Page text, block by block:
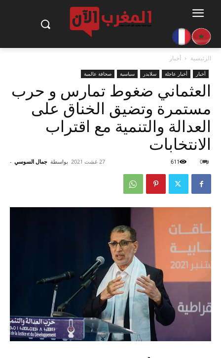
الرئيسية أخبار
أخبار أخبار عاجلة سلايدر سياسية صحافة عالمية
العثماني ضغوط تمارس و حرب
مستمرة وتضيق الخناق على
العدالة والتنمية مع اقتراب
الانتخابات
بواسطة جمال السوسي - 27 غشت 2021 0
611